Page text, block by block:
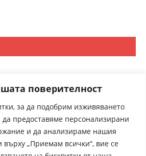
поверителност
за да подобрим изживяването
предоставяме персонализирани
и да анализираме нашия
„Приемам всички“, вие се